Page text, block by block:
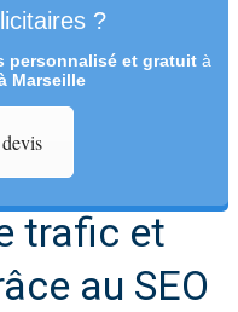
?
personnalisé et gratuità
Marseille
trafic et
au SEO